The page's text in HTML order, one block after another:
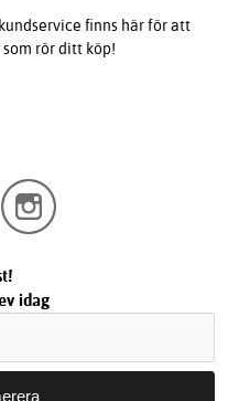
finns här för att
rör ditt köp!
idag